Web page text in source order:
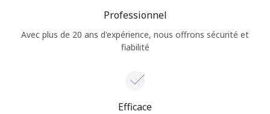
Professionnel
Avec plus de 20 ans d'expérience, nous offrons sécurité et
fiabilité
Efficace